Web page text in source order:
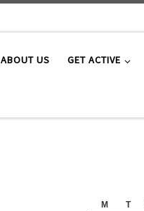
ABOUT US GET ACTIVE
M T